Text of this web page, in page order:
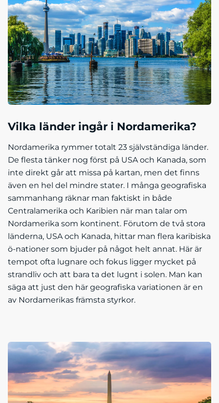
Vilka länder ingår i Nordamerika?
Nordamerika rymmer totalt 23 självständiga länder.
De flesta tänker nog först på USA och Kanada, som
inte direkt går att missa på kartan, men det finns
även en hel del mindre stater. I många geografiska
sammanhang räknar man faktiskt in både
Centralamerika och Karibien när man talar om
Nordamerika som kontinent. Förutom de två stora
länderna, USA och Kanada, hittar man flera karibiska
ö-nationer som bjuder på något helt annat. Här är
tempot ofta lugnare och fokus ligger mycket på
strandliv och att bara ta det lugnt i solen. Man kan
säga att just den här geografiska variationen är en
av Nordamerikas främsta styrkor.